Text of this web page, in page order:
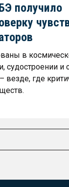
получило
в
судостроении и
везде, где